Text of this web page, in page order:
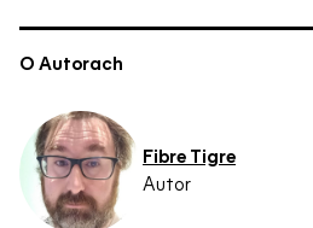
O Autorach
Fibre Tigre
Autor